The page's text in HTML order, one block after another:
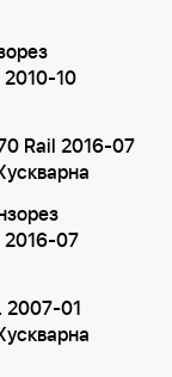
10
Rail 2016-07
2016-07
2007-01